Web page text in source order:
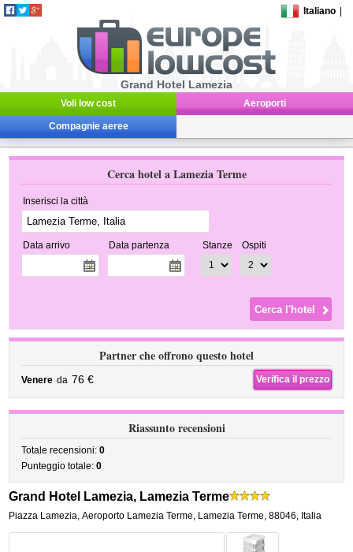
Italiano
Grand Hotel Lamezia
Voli low cost Aeroporti
Compagnie aeree
Cerca hotel a Lamezia Terme
Inserisci la città
Data arrivo Data partenza Stanze Ospiti
Partner che offrono questo hotel
Venere da 76 € Verifica il prezzo
Riassunto recensioni
Totale recensioni:0
Punteggio totale:0
Grand Hotel Lamezia, Lamezia Terme
Piazza Lamezia,Aeroporto Lamezia Terme, Lamezia Terme,88046, Italia